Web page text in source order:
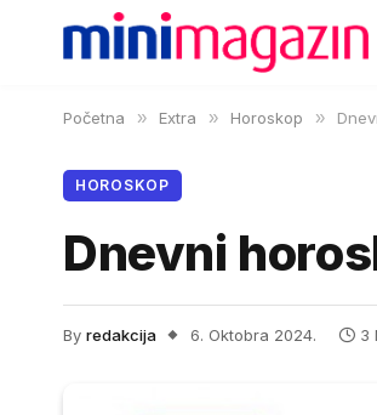
Početna » Extra » Horoskop »
HOROSKOP
Dnevni
By redakcija 6. Oktobra 2024. 3